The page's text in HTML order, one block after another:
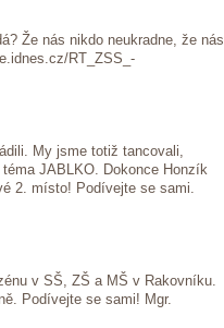
Že nás nikdo neukradne, že nás
RT_ZSS_-
My jsme totiž tancovali,
JABLKO. Dokonce Honzík
2. místo! Podívejte se sami.
v SŠ, ZŠ a MŠ v Rakovníku.
Podívejte se sami! Mgr.